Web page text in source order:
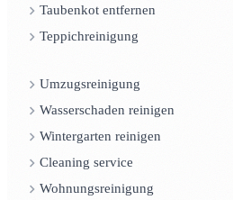
Taubenkot entfernen
Teppichreinigung
Umzugsreinigung
Wasserschaden reinigen
Wintergarten reinigen
Cleaning service
Wohnungsreinigung